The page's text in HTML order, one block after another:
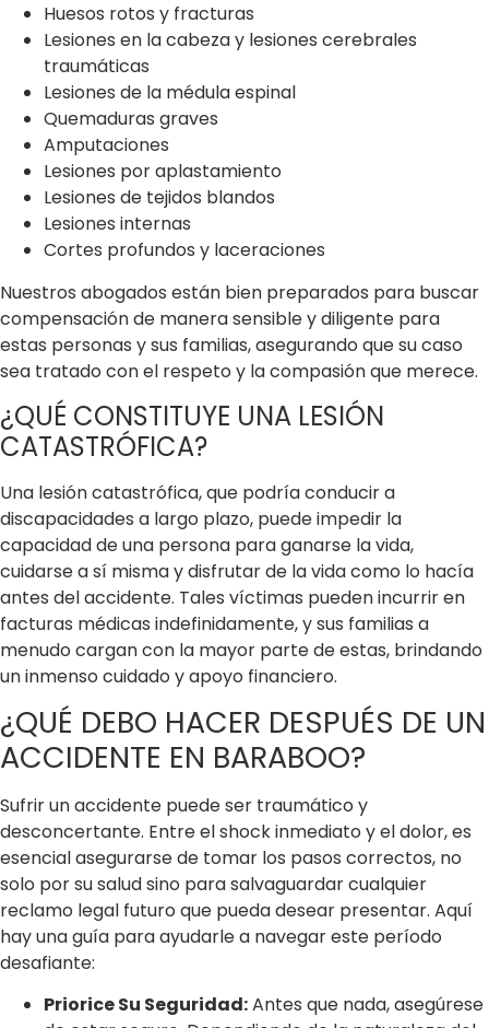
Huesos rotos y fracturas
Lesiones en la cabeza y lesiones cerebrales
traumáticas
Lesiones de la médula espinal
Quemaduras graves
Amputaciones
Lesiones por aplastamiento
Lesiones de tejidos blandos
Lesiones internas
Cortes profundos y laceraciones
Nuestros abogados están bien preparados para buscar
compensación de manera sensible y diligente para
estas personas y sus familias, asegurando que su caso
sea tratado con el respeto y la compasión que merece.
¿QUÉ CONSTITUYE UNA LESIÓN
CATASTRÓFICA?
Una lesión catastrófica, que podría conducir a
discapacidades a largo plazo, puede impedir la
capacidad de una persona para ganarse la vida,
cuidarse a sí misma y disfrutar de la vida como lo hacía
antes del accidente. Tales víctimas pueden incurrir en
facturas médicas indefinidamente, y sus familias a
menudo cargan con la mayor parte de estas, brindando
un inmenso cuidado y apoyo financiero.
¿QUÉ DEBO HACER DESPUÉS DE UN
ACCIDENTE EN BARABOO?
Sufrir un accidente puede ser traumático y
desconcertante. Entre el shock inmediato y el dolor, es
esencial asegurarse de tomar los pasos correctos, no
solo por su salud sino para salvaguardar cualquier
reclamo legal futuro que pueda desear presentar. Aquí
hay una guía para ayudarle a navegar este período
desafiante:
Priorice Su Seguridad:Antes que nada, asegúrese